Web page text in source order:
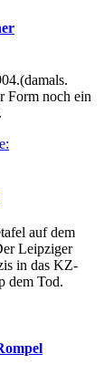
Form noch ein
auf dem
Leipziger
in das KZ-
dem Tod.